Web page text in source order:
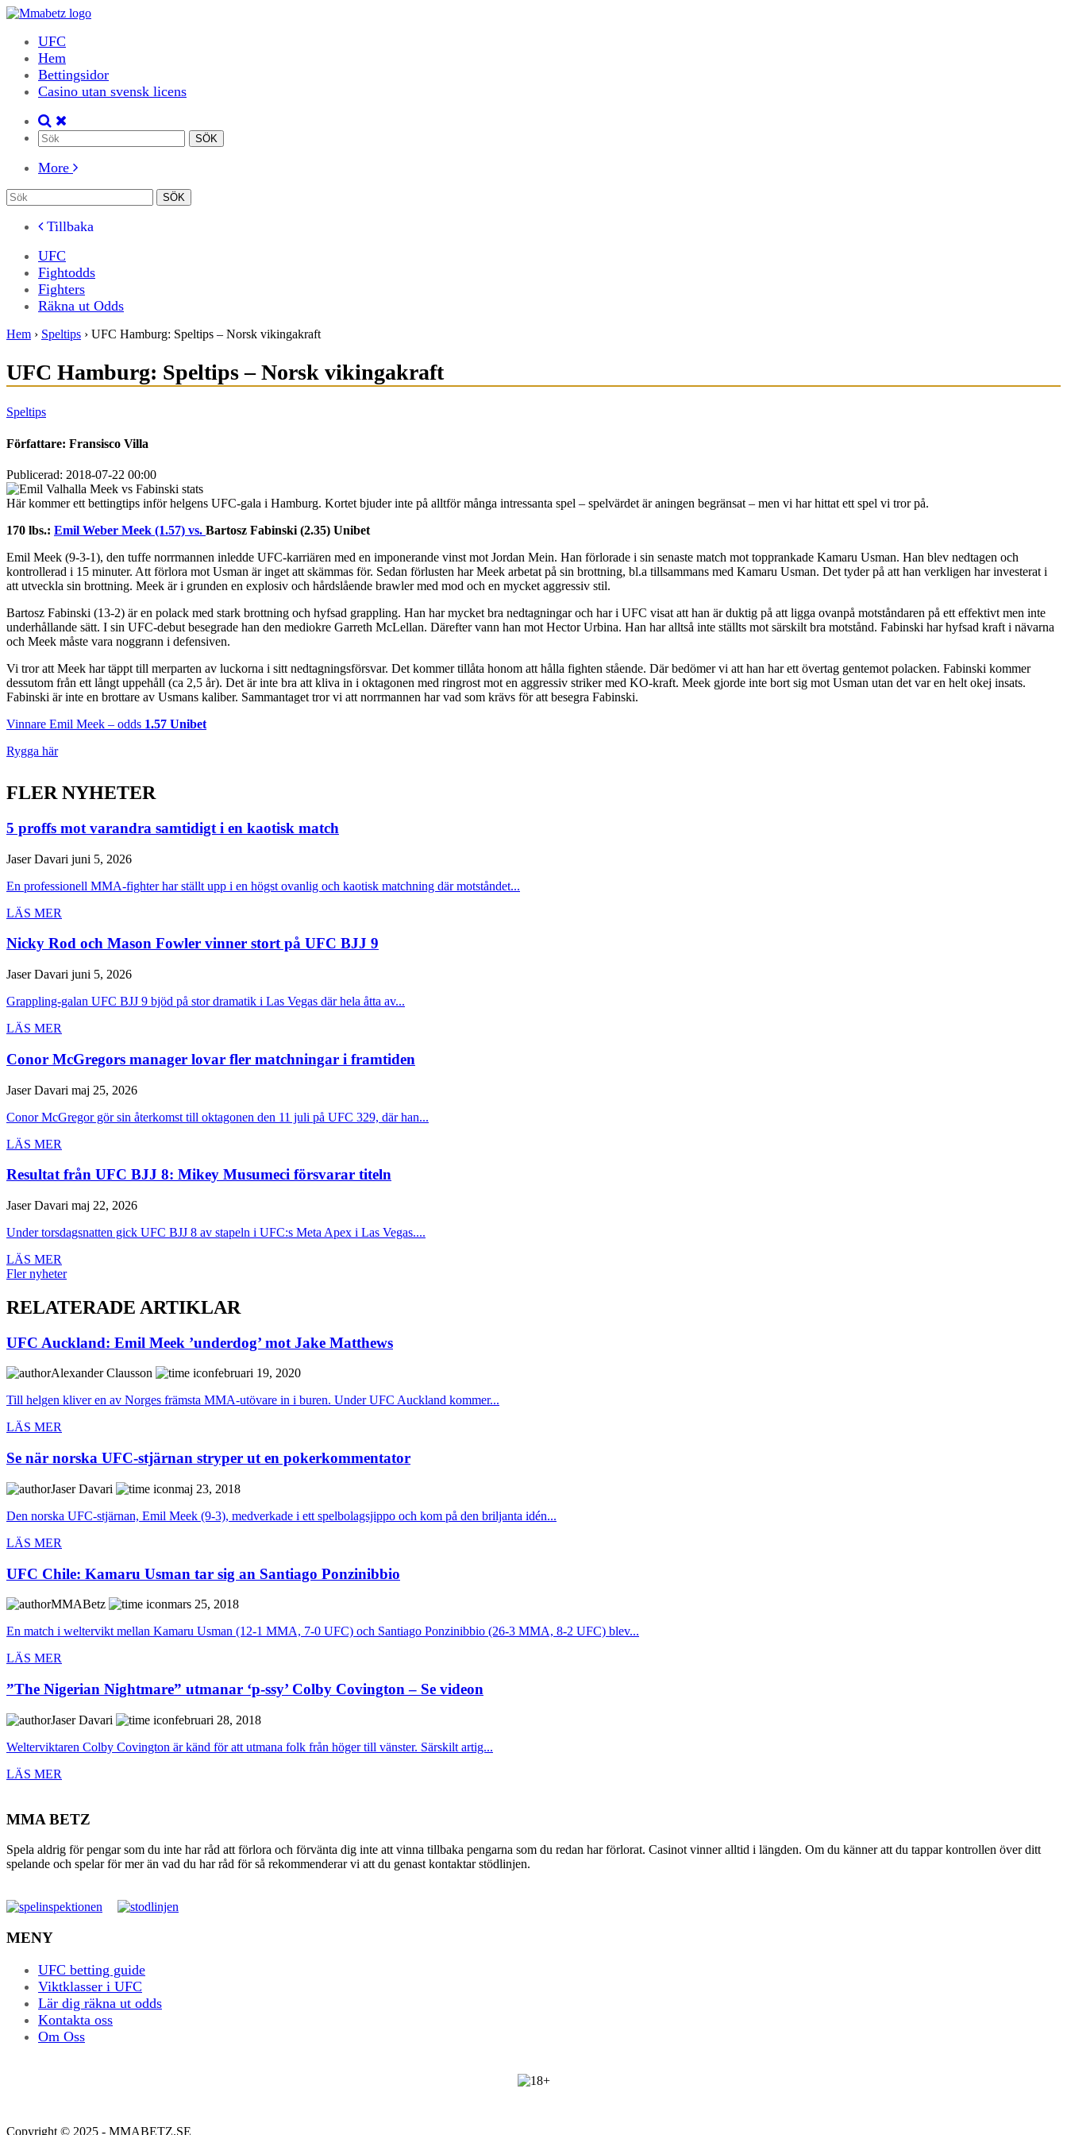
UFC
Hem
Bettingsidor
Casino utan svensk licens
More
Tillbaka
UFC
Fightodds
Fighters
Räkna ut Odds
Hem › Speltips › UFC Hamburg: Speltips – Norsk vikingakraft
UFC Hamburg: Speltips – Norsk vikingakraft
Speltips
Författare: Fransisco Villa
Publicerad: 2018-07-22 00:00
Här kommer ett bettingtips inför helgens UFC-gala i Hamburg. Kortet bjuder inte på alltför många intressanta spel – spelvärdet är aningen begränsat – men vi har hittat ett spel vi tror på.
170 lbs.: Emil Weber Meek (1.57) vs. Bartosz Fabinski (2.35) Unibet
Emil Meek (9-3-1), den tuffe norrmannen inledde UFC-karriären med en imponerande vinst mot Jordan Mein. Han förlorade i sin senaste match mot topprankade Kamaru Usman. Han blev nedtagen och
kontrollerad i 15 minuter. Att förlora mot Usman är inget att skämmas för. Sedan förlusten har Meek arbetat på sin brottning, bl.a tillsammans med Kamaru Usman. Det tyder på att han verkligen har investerat i
att utveckla sin brottning. Meek är i grunden en explosiv och hårdslående brawler med mod och en mycket aggressiv stil.
Bartosz Fabinski (13-2) är en polack med stark brottning och hyfsad grappling. Han har mycket bra nedtagningar och har i UFC visat att han är duktig på att ligga ovanpå motståndaren på ett effektivt men inte
underhållande sätt. I sin UFC-debut besegrade han den mediokre Garreth McLellan. Därefter vann han mot Hector Urbina. Han har alltså inte ställts mot särskilt bra motstånd. Fabinski har hyfsad kraft i nävarna
och Meek måste vara noggrann i defensiven.
Vi tror att Meek har täppt till merparten av luckorna i sitt nedtagningsförsvar. Det kommer tillåta honom att hålla fighten stående. Där bedömer vi att han har ett övertag gentemot polacken. Fabinski kommer
dessutom från ett långt uppehåll (ca 2,5 år). Det är inte bra att kliva in i oktagonen med ringrost mot en aggressiv striker med KO-kraft. Meek gjorde inte bort sig mot Usman utan det var en helt okej insats.
Fabinski är inte en brottare av Usmans kaliber. Sammantaget tror vi att norrmannen har vad som krävs för att besegra Fabinski.
Vinnare Emil Meek – odds 1.57 Unibet
Rygga här
FLER NYHETER
5 proffs mot varandra samtidigt i en kaotisk match
Jaser Davari juni 5, 2026
En professionell MMA-fighter har ställt upp i en högst ovanlig och kaotisk matchning där motståndet...
LÄS MER
Nicky Rod och Mason Fowler vinner stort på UFC BJJ 9
Jaser Davari juni 5, 2026
Grappling-galan UFC BJJ 9 bjöd på stor dramatik i Las Vegas där hela åtta av...
LÄS MER
Conor McGregors manager lovar fler matchningar i framtiden
Jaser Davari maj 25, 2026
Conor McGregor gör sin återkomst till oktagonen den 11 juli på UFC 329, där han...
LÄS MER
Resultat från UFC BJJ 8: Mikey Musumeci försvarar titeln
Jaser Davari maj 22, 2026
Under torsdagsnatten gick UFC BJJ 8 av stapeln i UFC:s Meta Apex i Las Vegas....
LÄS MER
Fler nyheter
RELATERADE ARTIKLAR
UFC Auckland: Emil Meek ’underdog’ mot Jake Matthews
Alexander Clausson
februari 19, 2020
Till helgen kliver en av Norges främsta MMA-utövare in i buren. Under UFC Auckland kommer...
LÄS MER
Se när norska UFC-stjärnan stryper ut en pokerkommentator
Jaser Davari
maj 23, 2018
Den norska UFC-stjärnan, Emil Meek (9-3), medverkade i ett spelbolagsjippo och kom på den briljanta idén...
LÄS MER
UFC Chile: Kamaru Usman tar sig an Santiago Ponzinibbio
MMABetz
mars 25, 2018
En match i weltervikt mellan Kamaru Usman (12-1 MMA, 7-0 UFC) och Santiago Ponzinibbio (26-3 MMA, 8-2 UFC) blev...
LÄS MER
”The Nigerian Nightmare” utmanar ‘p-ssy’ Colby Covington – Se videon
Jaser Davari
februari 28, 2018
Welterviktaren Colby Covington är känd för att utmana folk från höger till vänster. Särskilt artig...
LÄS MER
MMA BETZ
Spela aldrig för pengar som du inte har råd att förlora och förvänta dig inte att vinna tillbaka pengarna som du redan har förlorat. Casinot vinner alltid i längden. Om du känner att du tappar kontrollen över ditt
spelande och spelar för mer än vad du har råd för så rekommenderar vi att du genast kontaktar stödlinjen.
MENY
UFC betting guide
Viktklasser i UFC
Lär dig räkna ut odds
Kontakta oss
Om Oss
Copyright © 2025 - MMABETZ.SE